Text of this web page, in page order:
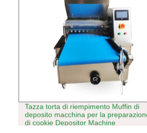
Tazza torta di riempimento Muffin di
deposito macchina per la
di cookie Depositor Machine